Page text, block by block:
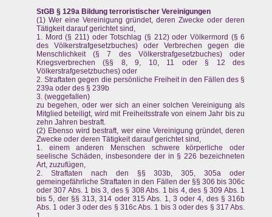
StGB § 129a Bildung terroristischer Vereinigungen
(1) Wer eine Vereinigung gründet, deren Zwecke oder deren
Tätigkeit darauf gerichtet sind,
1. Mord (§ 211) oder Totschlag (§ 212) oder Völkermord (§ 6
des Völkerstrafgesetzbuches) oder Verbrechen gegen die
Menschlichkeit (§ 7 des Völkerstrafgesetzbuches) oder
Kriegsverbrechen (§§ 8, 9, 10, 11 oder § 12 des
Völkerstrafgesetzbuches) oder
2. Straftaten gegen die persönliche Freiheit in den Fällen des §
239a oder des § 239b
3. (weggefallen)
zu begehen, oder wer sich an einer solchen Vereinigung als
Mitglied beteiligt, wird mit Freiheitsstrafe von einem Jahr bis zu
zehn Jahren bestraft.
(2) Ebenso wird bestraft, wer eine Vereinigung gründet, deren
Zwecke oder deren Tätigkeit darauf gerichtet sind,
1. einem anderen Menschen schwere körperliche oder
seelische Schäden, insbesondere der in § 226 bezeichneten
Art, zuzufügen,
2. Straftaten nach den §§ 303b, 305, 305a oder
gemeingefährliche Straftaten in den Fällen der §§ 306 bis 306c
oder 307 Abs. 1 bis 3, des § 308 Abs. 1 bis 4, des § 309 Abs. 1
bis 5, der §§ 313, 314 oder 315 Abs. 1, 3 oder 4, des § 316b
Abs. 1 oder 3 oder des § 316c Abs. 1 bis 3 oder des § 317 Abs.